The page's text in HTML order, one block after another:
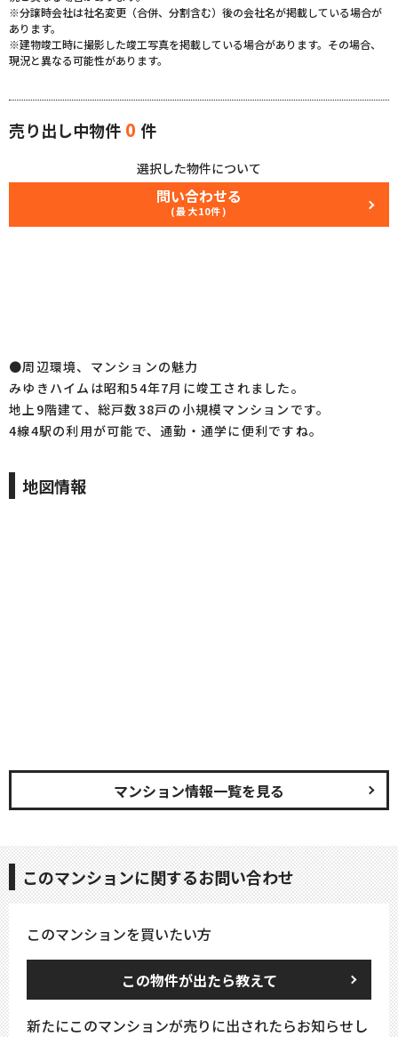
※分譲時会社は社名変更（合併、分割含む）後の会社名が掲載している場合が
あります。
※建物竣工時に撮影した竣工写真を掲載している場合があります。その場合、
現況と異なる可能性があります。
売り出し中物件 0 件
選択した物件について
問い合わせる
(最大10件)
●周辺環境、マンションの魅力
みゆきハイムは昭和54年7月に竣工されました。
地上9階建て、総戸数38戸の小規模マンションです。
4線4駅の利用が可能で、通勤・通学に便利ですね。
地図情報
マンション情報一覧を見る
このマンションに関するお問い合わせ
このマンションを買いたい方
この物件が出たら教えて
新たにこのマンションが売りに出されたらお知らせし